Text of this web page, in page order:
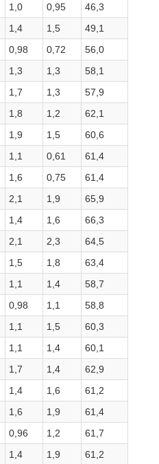
1,0 0,95
46,3
1,4 1,5
49,1
0,98 0,72
56,0
1,3 1,3
58,1
1,7 1,3
57,9
1,8 1,2
62,1
1,9 1,5
60,6
1,1 0,61
61,4
1,6 0,75
61,4
2,1 1,9
65,9
1,4 1,6
66,3
2,1 2,3
64,5
1,5 1,8
63,4
1,1 1,4
58,7
0,98 1,1
58,8
1,1 1,5
60,3
1,1 1,4
60,1
1,7 1,4
62,9
1,4 1,6
61,2
1,6 1,9
61,4
0,96 1,2
61,7
1,4 1,9
61,2